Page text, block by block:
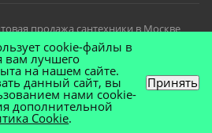
продажа сантехники в Москве
cookie-файлы в
вам лучшего
на нашем сайте.
данный сайт, вы
нами cookie-
дополнительной
Cookie.
Принять